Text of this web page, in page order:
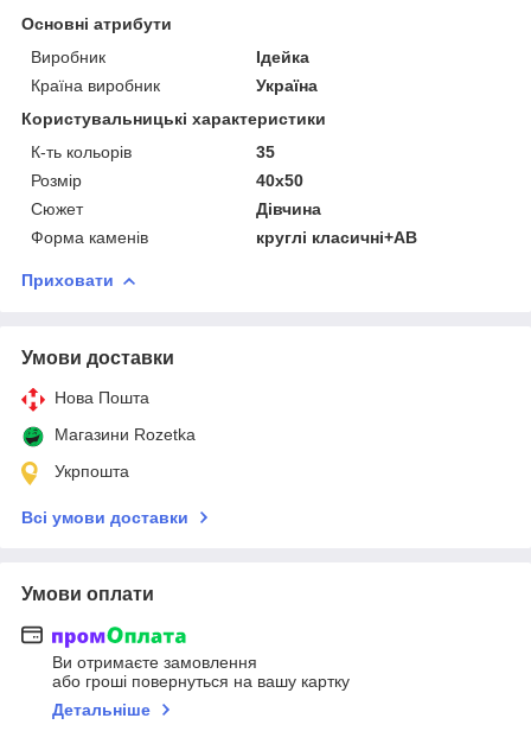
Основні атрибути
Виробник
Ідейка
Країна виробник
Україна
Користувальницькі характеристики
К-ть кольорiв
35
Розмір
40х50
Сюжет
Дівчина
Форма каменів
круглі класичні+AB
Приховати
Умови доставки
Нова Пошта
Магазини Rozetka
Укрпошта
Всі умови доставки
Умови оплати
Ви отримаєте замовлення
або гроші повернуться на вашу картку
Детальніше